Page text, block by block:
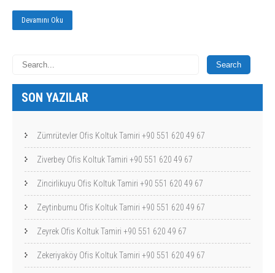
Devamını Oku
SON YAZILAR
Zümrütevler Ofis Koltuk Tamiri +90 551 620 49 67
Ziverbey Ofis Koltuk Tamiri +90 551 620 49 67
Zincirlikuyu Ofis Koltuk Tamiri +90 551 620 49 67
Zeytinburnu Ofis Koltuk Tamiri +90 551 620 49 67
Zeyrek Ofis Koltuk Tamiri +90 551 620 49 67
Zekeriyaköy Ofis Koltuk Tamiri +90 551 620 49 67